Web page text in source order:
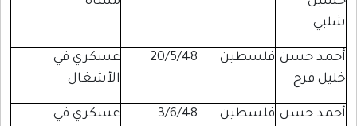
شلبي
أحمد حسن
خليل فرح
فلسطين 20/5/48
عسكري في
الأشغال
أحمد حسن فلسطين 3/6/48
عسكري في